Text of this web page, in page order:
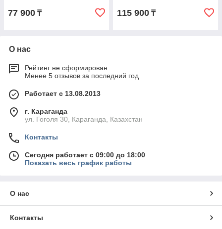
77 900 ₸ 115 900 ₸
О нас
Рейтинг не сформирован
Менее 5 отзывов за последний год
Работает с 13.08.2013
г. Караганда
ул. Гоголя 30, Караганда, Казахстан
Контакты
Сегодня работает с 09:00 до 18:00
Показать весь график работы
О нас
Контакты